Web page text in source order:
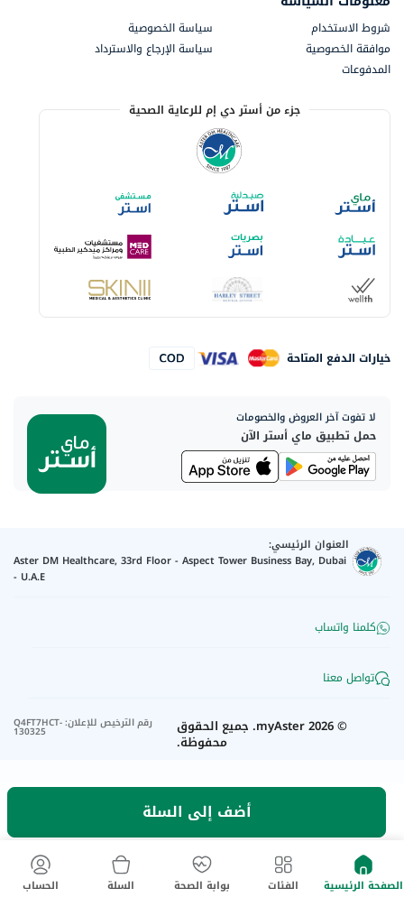
أضف إلى السلة
شروط الاستخدام
سياسة الخصوصية
موافقة الخصوصية
سياسة الإرجاع والاسترداد
المدفوعات
جزء من أستر دي إم للرعاية الصحية
خيارات الدفع المتاحة
لا تفوت آخر العروض والخصومات
حمل تطبيق ماي أستر الآن
العنوان الرئيسي:
Aster DM Healthcare, 33rd Floor - Aspect Tower Business Bay, Dubai
- U.A.E
كلمنا واتساب
تواصل معنا
©
2026
myAster. جميع الحقوق
محفوظة.
رقم الترخيص للإعلان:
Q4FT7HCT-
130325
الصفحة الرئيسية الفئات بوابة الصحة السلة الحساب